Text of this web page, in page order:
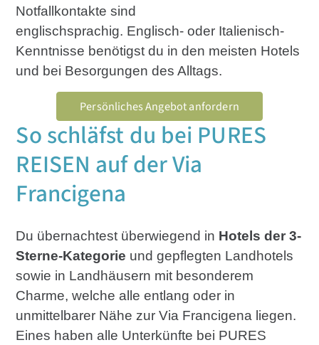
Notfallkontakte sind
englischsprachig. Englisch- oder Italienisch-
Kenntnisse benötigst du in den meisten Hotels
und bei Besorgungen des Alltags.
Persönliches Angebot anfordern
So schläfst du bei PURES
REISEN auf der Via
Francigena
Du übernachtest überwiegend in Hotels der 3-
Sterne-Kategorie und gepflegten Landhotels
sowie in Landhäusern mit besonderem
Charme, welche alle entlang oder in
unmittelbarer Nähe zur Via Francigena liegen.
Eines haben alle Unterkünfte bei PURES